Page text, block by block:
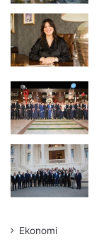
Ekonomi